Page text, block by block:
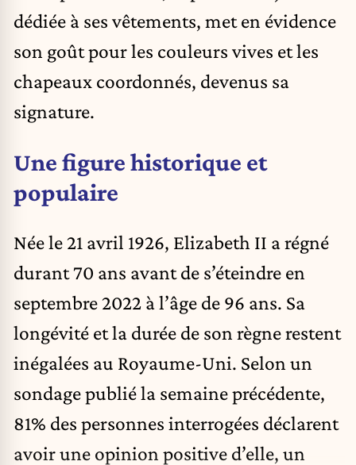
dédiée à ses vêtements, met en évidence
son goût pour les couleurs vives et les
chapeaux coordonnés, devenus sa
signature.
Une figure historique et
populaire
Née le 21 avril 1926, Elizabeth II a régné
durant 70 ans avant de s’éteindre en
septembre 2022 à l’âge de 96 ans. Sa
longévité et la durée de son règne restent
inégalées au Royaume-Uni. Selon un
sondage publié la semaine précédente,
81% des personnes interrogées déclarent
avoir une opinion positive d’elle, un